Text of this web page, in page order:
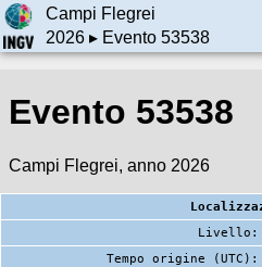
Campi Flegrei
2026▸ Evento 53538
Evento 53538
Campi Flegrei, anno 2026
Livello:
Tempo origine (UTC):